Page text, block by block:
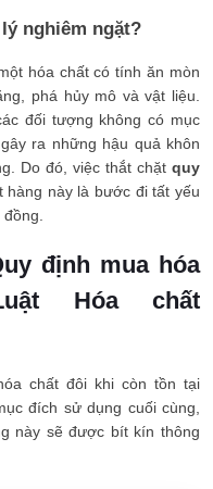
nghiêm ngặt?
hóa chất có tính ăn mòn
phá hủy mô và vật liệu.
đối tượng không có mục
ra những hậu quả khôn
Do đó, việc thắt chặt quy
này là bước đi tất yếu
định mua hóa
Hóa chất
chất đôi khi còn tồn tại
đích sử dụng cuối cùng,
này sẽ được bít kín thông